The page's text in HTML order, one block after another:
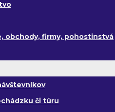
obchody, firmy, pohostinstvá
či túru